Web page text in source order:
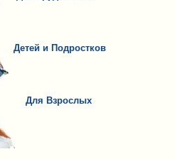
Детей и Подростков
Для Взрослых